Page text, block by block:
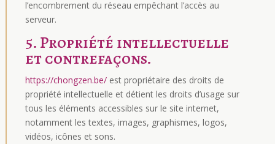
l’encombrement du réseau empêchant l’accès au
serveur.
5. Propriété intellectuelle
et contrefaçons.
https://chongzen.be/est propriétaire des droits de
propriété intellectuelle et détient les droits d’usage sur
tous les éléments accessibles sur le site internet,
notamment les textes, images, graphismes, logos,
vidéos, icônes et sons.